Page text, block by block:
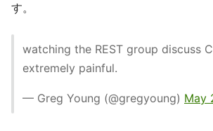
す。
watching the REST group discuss
extremely painful.
— Greg Young (@gregyoung) May